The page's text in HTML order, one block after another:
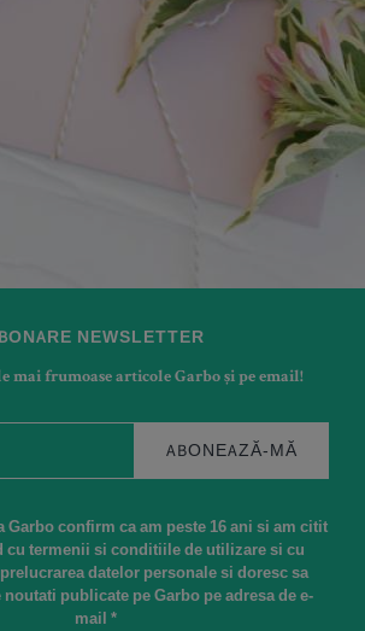
NEWSLETTER
mai frumoase articole Garbo și pe email!
ABONEAZĂ-MĂ
Garbo confirm ca am peste 16 ani si am citit
cu termenii si conditiile de utilizare si cu
datelor personale si doresc sa
publicate pe Garbo pe adresa de e-
mail *